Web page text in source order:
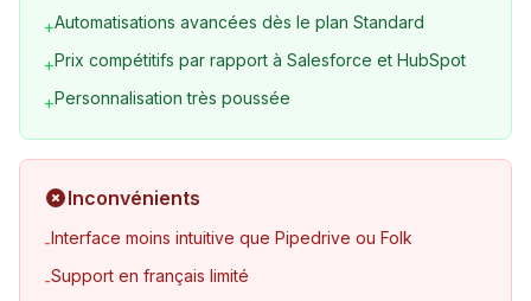
+Automatisations avancées dès le plan Standard
+Prix compétitifs par rapport à Salesforce et HubSpot
+Personnalisation très poussée
Inconvénients
-Interface moins intuitive que Pipedrive ou Folk
-Support en français limité